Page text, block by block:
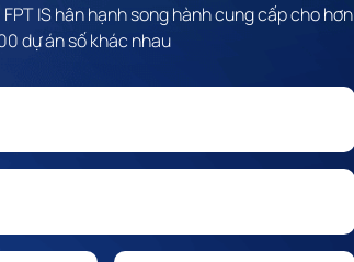
IS hân hạnh song hành cung cấp cho hơn
dự án số khác nhau